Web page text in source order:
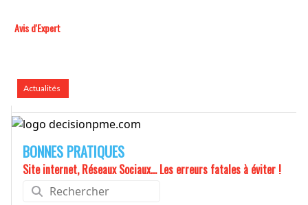
Avis d'Expert
Actualités
BONNES PRATIQUES
Site internet, Réseaux Sociaux... Les erreurs fatales à éviter !